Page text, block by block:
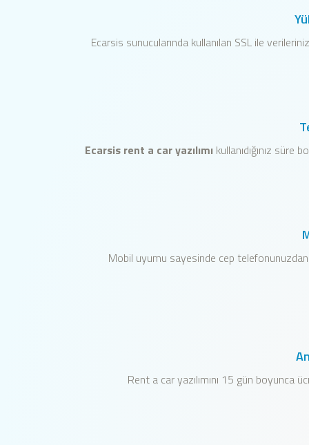
Ecarsis sunucularında kullanılan SSL ile
Ecarsis rent a car yazılımı kullanıdığınız
Mobil uyumu sayesinde cep
Rent a car yazılımını 15 gün boyunca